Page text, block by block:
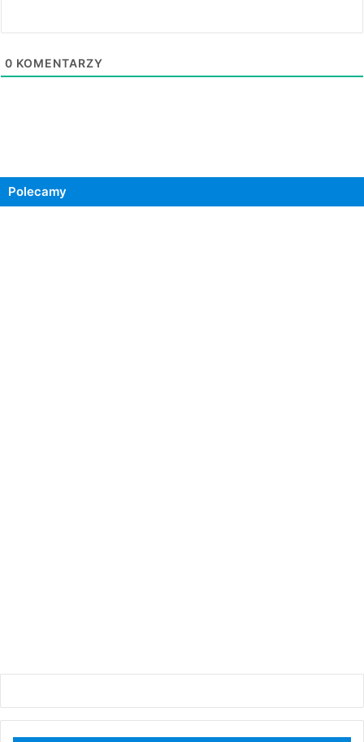
0 KOMENTARZY
Polecamy